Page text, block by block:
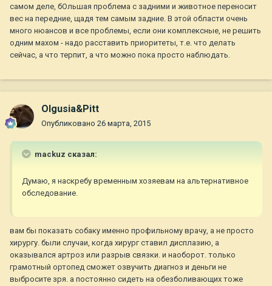
самом деле, бОльшая проблема с задними и животное переносит
вес на передние, щадя тем самым задние. В этой области очень
много нюансов и все проблемы, если они комплексные, не решить
одним махом - надо расставить приоритеты, т.е. что делать
сейчас, а что терпит, а что можно пока просто наблюдать.
Olgusia&Pitt
Опубликовано 26 марта, 2015
mackuz сказал:
Думаю, я наскребу временным хозяевам на альтернативное
обследование.
вам бы показать собаку именно профильному врачу, а не просто
хирургу. были случаи, когда хирург ставил дисплазию, а
оказывался артроз или разрыв связки. и наоборот. только
грамотный ортопед сможет озвучить диагноз и деньги не
выбросите зря. а постоянно сидеть на обезболивающих тоже